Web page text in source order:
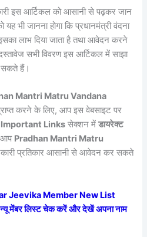
इस आर्टिकल को आसानी से पढ़कर जान
भी जानना होगा कि प्रधानमंत्री वंदना
लाभ दिया जाता है तथा आवेदन करने
सभी विवरण इस आर्टिकल में साझा
सकते हैं।
Mantri Matru Vandana
करने के लिए, आप इस वेबसाइट पर
Important Links सेक्शन मेंडायरेक्ट
आप Pradhan Mantri Matru
प्रतिकार आसानी से आवेदन कर सकते
Jeevika Member New List
मेंबर लिस्ट चेक करें और देखें अपना नाम